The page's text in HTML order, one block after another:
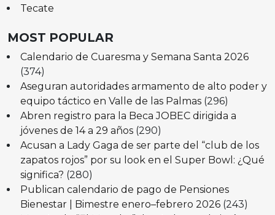
Tecate
MOST POPULAR
Calendario de Cuaresma y Semana Santa 2026
(374)
Aseguran autoridades armamento de alto poder y
equipo táctico en Valle de las Palmas (296)
Abren registro para la Beca JOBEC dirigida a
jóvenes de 14 a 29 años (290)
Acusan a Lady Gaga de ser parte del “club de los
zapatos rojos” por su look en el Super Bowl: ¿Qué
significa? (280)
Publican calendario de pago de Pensiones
Bienestar | Bimestre enero–febrero 2026 (243)